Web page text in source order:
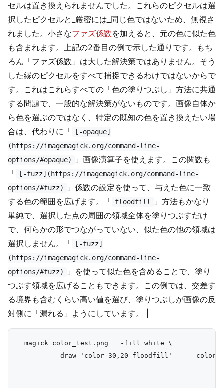
セルは置き換えられませんでした。これらのピクセルは選
択したピクセルと_厳密には_同じ色ではないため、無視さ
れました。小さなファズ係数を加えると、元の色に似た色
も含まれます。上記の2番目の例で示した通りです。もち
ろん「ファズ係数」は大した解決策ではありません。そう
した縁のピクセルをすべて捕捉できるわけではないからで
す。これはこれらすべての「色の塗りつぶし」方法に共通
する問題で、一般的な解決策がないものです。画像自体か
ら色を選ぶのではなく、特定の既知の色を置き換えたい場
合は、代わりに「
[-opaque]
(https://imagemagick.org/command-line-
options/#opaque)
」画像演算子を使えます。この関数も
「
[-fuzz](https://imagemagick.org/command-line-
options/#fuzz)
」係数の設定を使って、与えた色に一致
する色の範囲を広げます。「 floodfill
」方法もかなり
単純で、選択した点の周囲の領域全体を塗りつぶすだけ
で、何らかの形でつながっていない、似た色の他の領域は
選択しません。「
[-fuzz]
(https://imagemagick.org/command-line-
options/#fuzz)
」を使って似た色を含めることで、塗り
つぶす領域を広げることもできます。この例では、交差す
る境界も含むくらい高い値を選び、塗りつぶしが画像の反
対側に「漏れる」ようにしています。 |
  magick color_test.png   -fill white \
-draw 'color 30,20 floodfill'